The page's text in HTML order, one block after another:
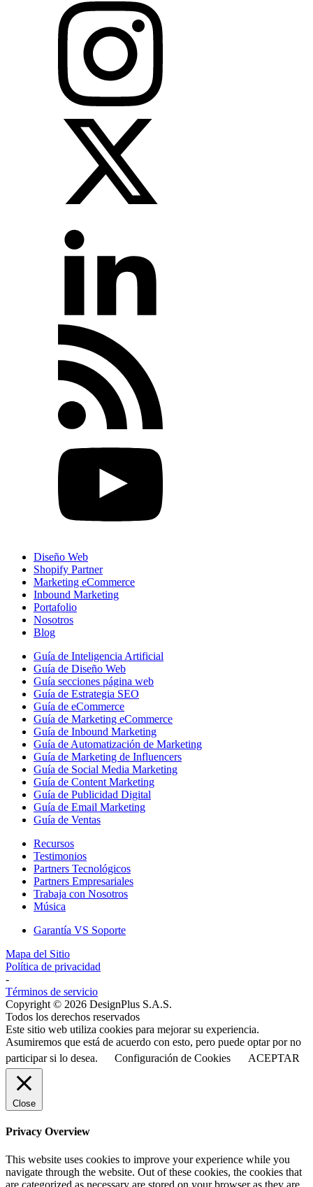
Diseño Web
Shopify Partner
Marketing eCommerce
Inbound Marketing
Portafolio
Nosotros
Blog
Guía de Inteligencia Artificial
Guía de Diseño Web
Guía secciones página web
Guía de Estrategia SEO
Guía de eCommerce
Guía de Marketing eCommerce
Guía de Inbound Marketing
Guía de Automatización de Marketing
Guía de Marketing de Influencers
Guía de Social Media Marketing
Guía de Content Marketing
Guía de Publicidad Digital
Guía de Email Marketing
Guía de Ventas
Recursos
Testimonios
Partners Tecnológicos
Partners Empresariales
Trabaja con Nosotros
Música
Garantía VS Soporte
Mapa del Sitio
Política de privacidad
-
Términos de servicio
Copyright © 2026 DesignPlus S.A.S.
Todos los derechos reservados
Este sitio web utiliza cookies para mejorar su experiencia.
Asumiremos que está de acuerdo con esto, pero puede optar por no
participar si lo desea.
Configuración de Cookies ACEPTAR
Close
Privacy Overview
This website uses cookies to improve your experience while you
navigate through the website. Out of these cookies, the cookies that
are categorized as necessary are stored on your browser as they are